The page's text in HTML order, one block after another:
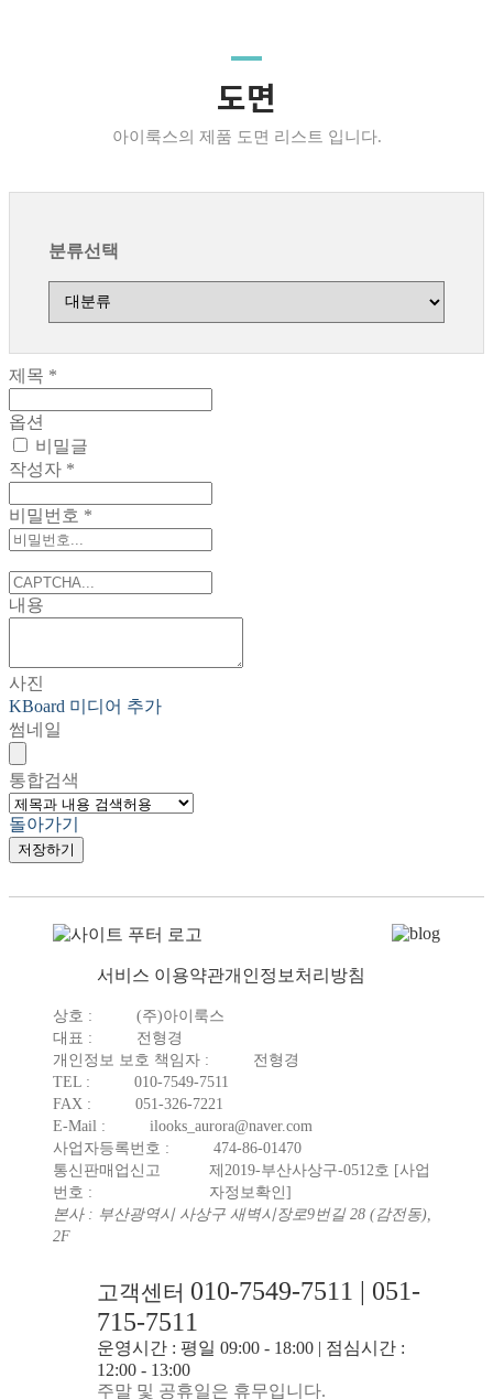
도면
아이룩스의 제품 도면 리스트 입니다.
분류선택
제목 *
옵션
비밀글
작성자 *
비밀번호 *
내용
사진
KBoard 미디어 추가
썸네일
통합검색
돌아가기
저장하기
서비스 이용약관개인정보처리방침
상호 :
(주)아이룩스
대표 :
전형경
개인정보 보호 책임자 :
전형경
TEL :
010-7549-7511
FAX :
051-326-7221
E-Mail :
ilooks_aurora@naver.com
사업자등록번호 :
474-86-01470
통신판매업신고
번호 :
제2019-부산사상구-0512호 [사업
자정보확인]
본사 : 부산광역시 사상구 새벽시장로9번길 28 (감전동),
2F
고객센터 010-7549-7511 | 051-
715-7511
운영시간 : 평일 09:00 - 18:00 | 점심시간 :
12:00 - 13:00
주말 및 공휴일은 휴무입니다.